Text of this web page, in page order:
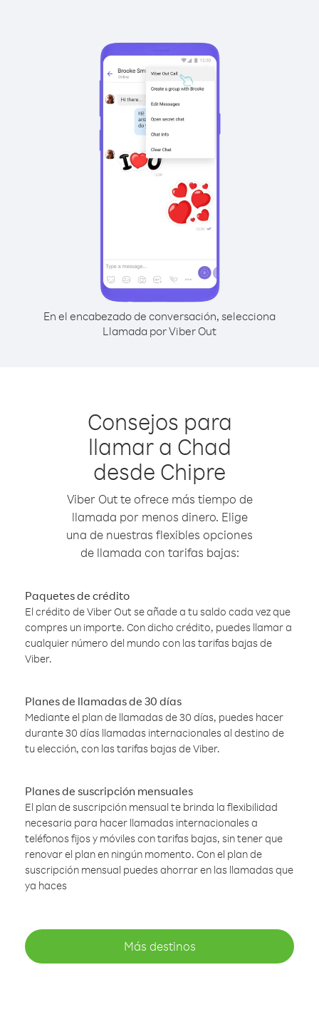
En el encabezado de conversación, selecciona
Llamada por Viber Out
Consejos para
llamar a Chad
desde Chipre
Viber Out te ofrece más tiempo de
llamada por menos dinero. Elige
una de nuestras flexibles opciones
de llamada con tarifas bajas:
Paquetes de crédito
El crédito de Viber Out se añade a tu saldo cada vez que
compres un importe. Con dicho crédito, puedes llamar a
cualquier número del mundo con las tarifas bajas de
Viber.
Planes de llamadas de 30 días
Mediante el plan de llamadas de 30 días, puedes hacer
durante 30 días llamadas internacionales al destino de
tu elección, con las tarifas bajas de Viber.
Planes de suscripción mensuales
El plan de suscripción mensual te brinda la flexibilidad
necesaria para hacer llamadas internacionales a
teléfonos fijos y móviles con tarifas bajas, sin tener que
renovar el plan en ningún momento. Con el plan de
suscripción mensual puedes ahorrar en las llamadas que
ya haces
Más destinos